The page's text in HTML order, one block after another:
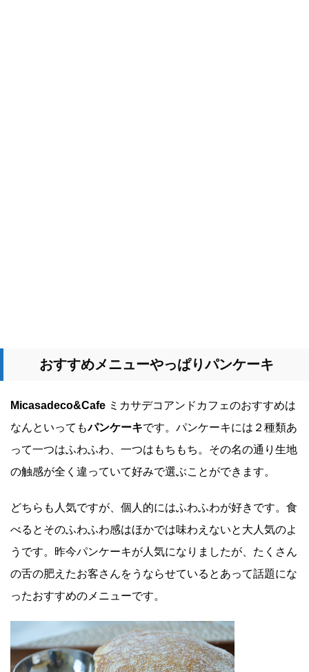
おすすめメニューやっぱりパンケーキ
Micasadeco&Cafe ミカサデコアンドカフェのおすすめは
なんといってもパンケーキです。パンケーキには２種類あ
って一つはふわふわ、一つはもちもち。その名の通り生地
の触感が全く違っていて好みで選ぶことができます。
どちらも人気ですが、個人的にはふわふわが好きです。食
べるとそのふわふわ感はほかでは味わえないと大人気のよ
うです。昨今パンケーキが人気になりましたが、たくさん
の舌の肥えたお客さんをうならせているとあって話題にな
ったおすすめのメニューです。